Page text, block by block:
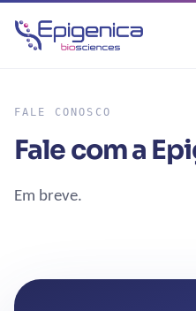
FALE CONOSCO
Fale com a
Em breve.